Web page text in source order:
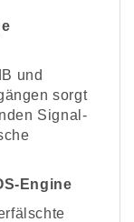
und
sorgt
Signal-
Engine